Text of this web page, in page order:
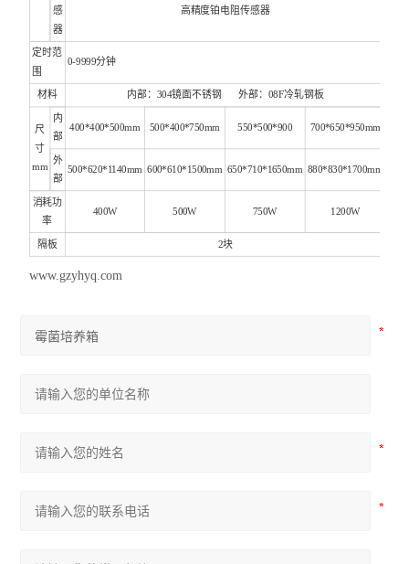
感
器
高精度铂电阻传感器
定时范
围
0-9999分钟
材料 内部：304镜面不锈钢 外部：08F冷轧钢板
尺
寸
mm
内
部
400*400*500mm 500*400*750mm 550*500*900 700*650*950mm
外
部
500*620*1140mm 600*610*1500mm 650*710*1650mm 880*830*1700mm
消耗功
率
400W 500W 750W 1200W
隔板 2块
www.gzyhyq.com